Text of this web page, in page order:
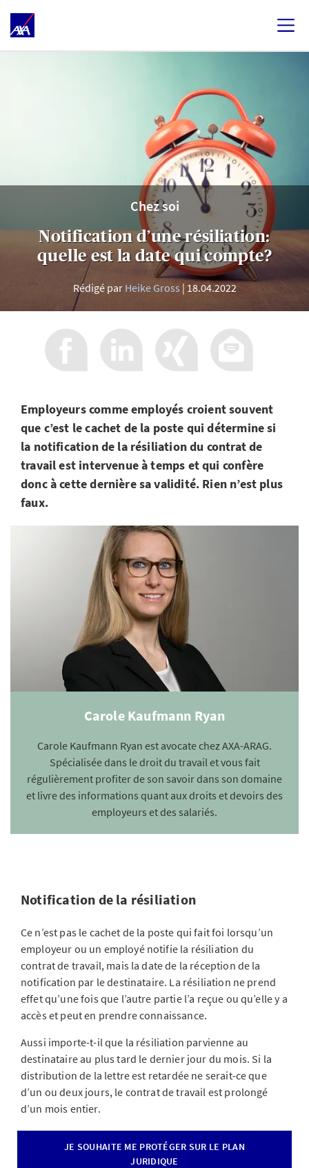
Chez soi
Notification d’une résiliation:
quelle est la date qui compte?
Rédigé par Heike Gross 18.04.2022
Employeurs comme employés croient souvent
que c’est le cachet de la poste qui détermine si
la notification de la résiliation du contrat de
travail est intervenue à temps et qui confère
donc à cette dernière sa validité. Rien n’est plus
faux.
Carole Kaufmann Ryan
Carole Kaufmann Ryan est avocate chez AXA-ARAG.
Spécialisée dans le droit du travail et vous fait
régulièrement profiter de son savoir dans son domaine
et livre des informations quant aux droits et devoirs des
employeurs et des salariés.
Notification de la résiliation
Ce n’est pas le cachet de la poste qui fait foi lorsqu’un
employeur ou un employé notifie la résiliation du
contrat de travail, mais la date de la réception de la
notification par le destinataire. La résiliation ne prend
effet qu’une fois que l’autre partie l’a reçue ou qu’elle y a
accès et peut en prendre connaissance.
Aussi importe-t-il que la résiliation parvienne au
destinataire au plus tard le dernier jour du mois. Si la
distribution de la lettre est retardée ne serait-ce que
d’un ou deux jours, le contrat de travail est prolongé
d’un mois entier.
JE SOUHAITE ME PROTÉGER SUR LE PLAN
JURIDIQUE